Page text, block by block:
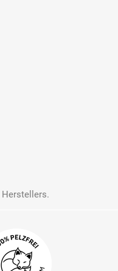
Herstellers.